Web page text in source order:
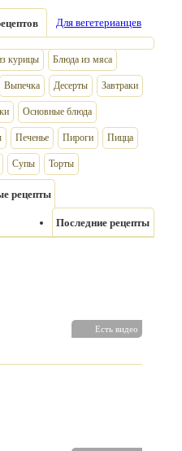
Для вегетерианцев
курицы Блюда из мяса
Выпечка Десерты Завтраки
Основные блюда
Печенье Пироги Пицца
Супы Торты
рецепты
Последние рецепты
Есть видео